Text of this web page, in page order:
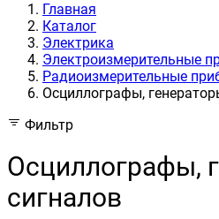
Главная
Каталог
Электрика
Электроизмерительные
Радиоизмерительные
Осциллографы,
Фильтр
Осциллографы,
сигналов